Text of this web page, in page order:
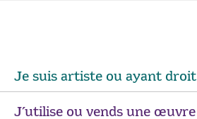
Je suis artiste ou ayant droit
J’utilise ou vends une œuvre